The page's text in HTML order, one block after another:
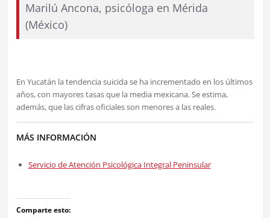
Marilú Ancona, psicóloga en Mérida
(México)
En Yucatán la tendencia suicida se ha incrementado en los últimos
años, con mayores tasas que la media mexicana. Se estima,
además, que las cifras oficiales son menores a las reales.
MÁS INFORMACIÓN
Servicio de Atención Psicológica Integral Peninsular
Comparte esto: